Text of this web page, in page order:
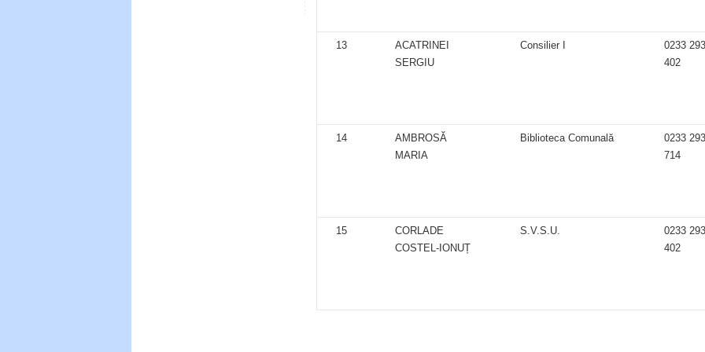
13
ACATRINEI
SERGIU
Consilier I
0233 293
402
14
AMBROSĂ
MARIA
Biblioteca Comunală
0233 293
714
15
CORLADE
COSTEL-IONUȚ
S.V.S.U.
0233 293
402